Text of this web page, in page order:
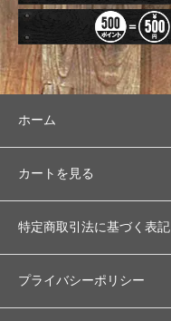
ホーム
カートを見る
特定商取引法に基づく表記
プライバシーポリシー